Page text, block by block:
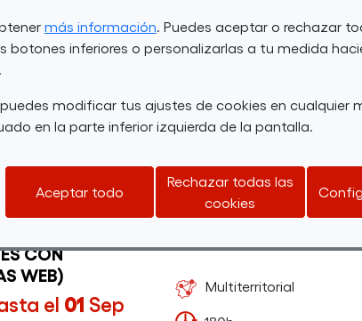
más información . Puedes aceptar o rechazar
botones inferiores o personalizarlas a tu medida
modificar tus ajustes de cookies en cualquier
en la parte inferior izquierda de la pantalla.
Aceptar todo
Rechazar todas las
cookies
WEB EN EL
INTERNET,
CON
WEB)
el 01 Sep
ASESORAMIENTO
Inscripción hasta el
2026
Multiterritorial